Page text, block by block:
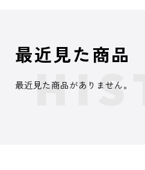
最近見た商品
最近見た商品がありません。